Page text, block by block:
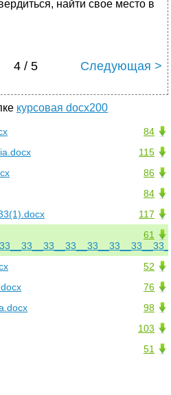
найти свое место в
4 / 5 Следующая >
курсовая docx200
84
115
86
84
117
61
52
76
98
103
51